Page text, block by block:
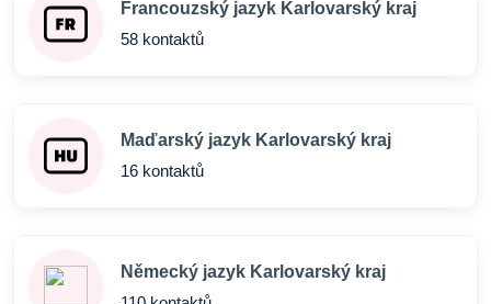
Francouzský jazyk Karlovarský kraj
58 kontaktů
Maďarský jazyk Karlovarský kraj
16 kontaktů
Německý jazyk Karlovarský kraj